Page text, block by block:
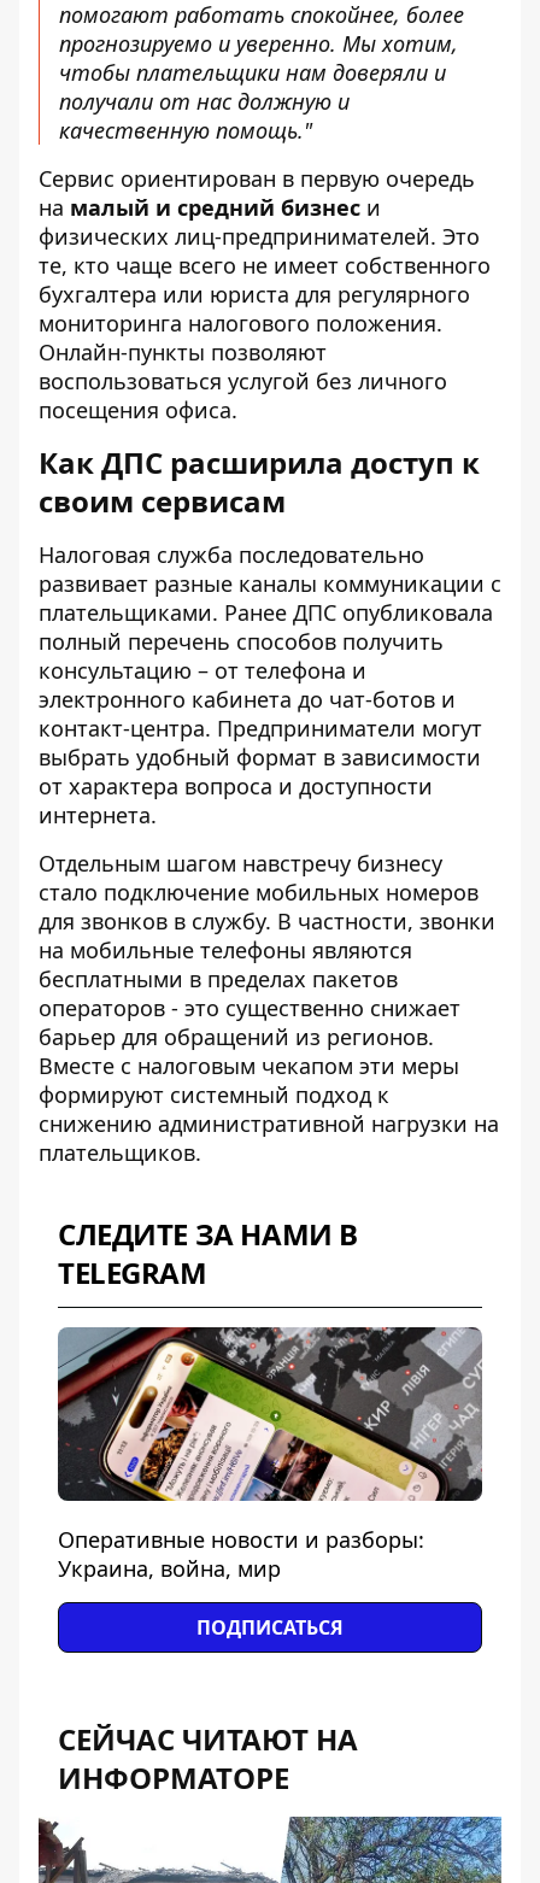
помогают работать спокойнее, более
прогнозируемо и уверенно. Мы хотим,
чтобы плательщики нам доверяли и
получали от нас должную и
качественную помощь."
Сервис ориентирован в первую очередь
на малый и средний бизнес и
физических лиц-предпринимателей. Это
те, кто чаще всего не имеет собственного
бухгалтера или юриста для регулярного
мониторинга налогового положения.
Онлайн-пункты позволяют
воспользоваться услугой без личного
посещения офиса.
Как ДПС расширила доступ к
своим сервисам
Налоговая служба последовательно
развивает разные каналы коммуникации с
плательщиками. Ранее ДПС опубликовала
полный перечень способов получить
консультацию – от телефона и
электронного кабинета до чат-ботов и
контакт-центра. Предприниматели могут
выбрать удобный формат в зависимости
от характера вопроса и доступности
интернета.
Отдельным шагом навстречу бизнесу
стало подключение мобильных номеров
для звонков в службу. В частности, звонки
на мобильные телефоны являются
бесплатными в пределах пакетов
операторов - это существенно снижает
барьер для обращений из регионов.
Вместе с налоговым чекапом эти меры
формируют системный подход к
снижению административной нагрузки на
плательщиков.
СЛЕДИТЕ ЗА НАМИ В
TELEGRAM
Оперативные новости и разборы:
Украина, война, мир
ПОДПИСАТЬСЯ
СЕЙЧАС ЧИТАЮТ НА
ИНФОРМАТОРЕ